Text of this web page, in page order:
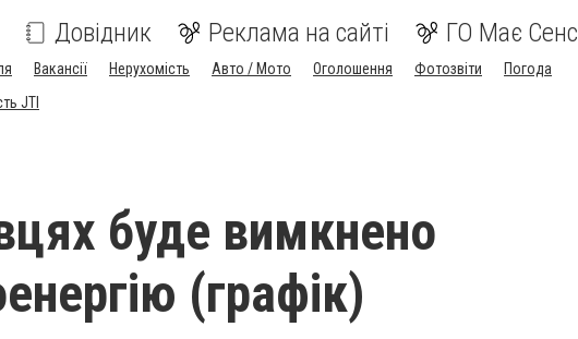
Довідник Реклама на сайті ГО Має Сенс
Вакансії Нерухомість Авто / Мото Оголошення Фотозвіти
Погода
JTI
буде вимкнено
(графік)